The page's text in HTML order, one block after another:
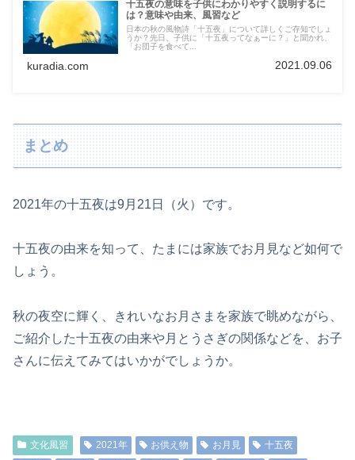
十五夜の意味を子供にわかりやすく説明するに
は？意味や由来、風習など
日本の秋の風物詩「十五夜」について詳しくご存知でしょ
うか？先日、子供に「十五夜ってなぁーに？」と聞かれ、
「お団子を食べて...
kuradia.com 2021.09.06
まとめ
2021年の十五夜は9月21日（火）です。
十五夜の由来を知って、たまには家族でお月見など如何で
しょう。
秋の夜空に輝く、きれいなお月さまを家族で眺めながら、
ご紹介した十五夜の由来や月とうさぎの関係などを、お子
さんに伝えてみてはいかがでしょうか。
文化風習 2021年 お供え物 お月見
十五夜